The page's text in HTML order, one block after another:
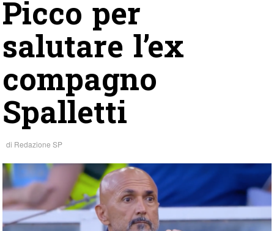
Picco per
salutare l’ex
compagno
Spalletti
di Redazione SP